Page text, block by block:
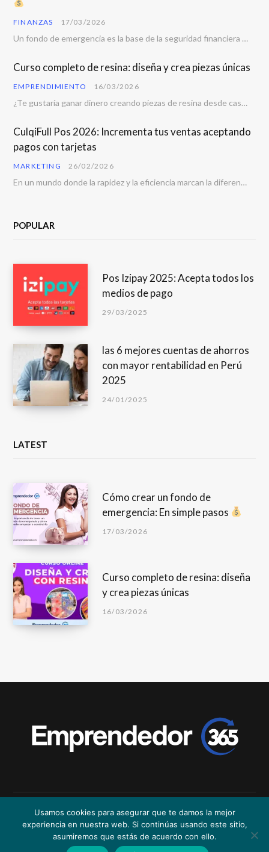
FINANZAS 17/03/2026
Un fondo de emergencia es la base de la seguridad financiera personal. Todos enfrentamos imprevistos…
Curso completo de resina: diseña y crea piezas únicas
EMPRENDIMIENTO 16/03/2026
¿Te gustaría ganar dinero creando piezas de resina desde casa? La resina se ha convertido…
CulqiFull Pos 2026: Incrementa tus ventas aceptando
pagos con tarjetas
MARKETING 26/02/2026
En un mundo donde la rapidez y la eficiencia marcan la diferencia, contar con una…
POPULAR
Pos Izipay 2025: Acepta todos los
medios de pago
29/03/2025
las 6 mejores cuentas de ahorros
con mayor rentabilidad en Perú
2025
24/01/2025
LATEST
Cómo crear un fondo de
emergencia: En simple pasos
17/03/2026
Curso completo de resina: diseña
y crea piezas únicas
16/03/2026
tutarjetaideal.vip| CulqiPos |prestamosycreditos.es
FACEBOOK TWITTER INSTAGRAM
Usamos cookies para asegurar que te damos la mejor
experiencia en nuestra web. Si continúas usando este sitio,
asumiremos que estás de acuerdo con ello.